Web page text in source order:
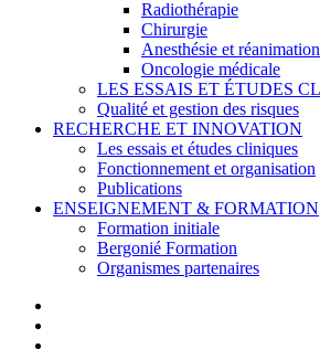
Radiothérapie
Chirurgie
Anesthésie et réanimation
Oncologie médicale
LES ESSAIS ET ÉTUDES
Qualité et gestion des risques
RECHERCHE ET INNOVATION
Les essais et études cliniques
Fonctionnement et organisation
Publications
ENSEIGNEMENT & FORMATION
Formation initiale
Bergonié Formation
Organismes partenaires